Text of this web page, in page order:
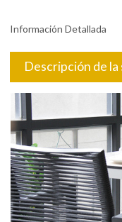
Información Detallada
Descripción de la